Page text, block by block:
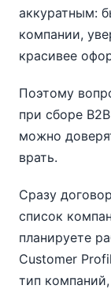
аккуратным:
компании,
красивее
Поэтому
при сборе
можно
врать.
Сразу
список
планируете
Customer
тип